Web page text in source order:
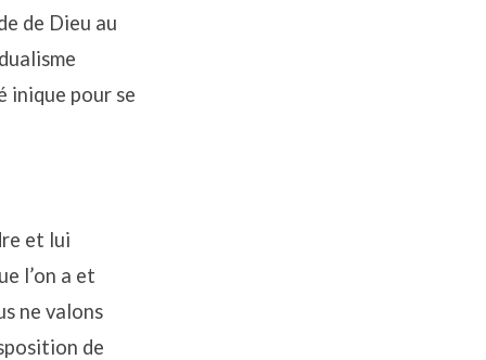
de Dieu au
inique pour se
et lui
l’on a et
ne valons
de